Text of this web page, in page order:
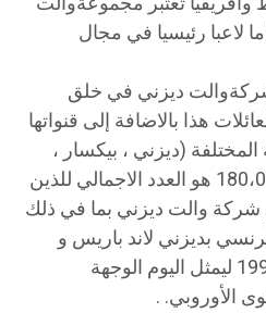
ومنذ أكثر من 80 عاما لاعبا رئيسيا في مجال
ديزني في خلق
هذا بالاضافة إلى قنواتها
المختلفة (ديزني ، بيكسار ،
مارفل ، حرب النجوم). 180،000 هو العدد الاجمالي للذين
شركة والت ديزني بما في ذلك
بديزني لاند باريس و
الذي تم افتتاحه في عام 1992 ليمثل اليوم الوجهة
الأوروبي. .